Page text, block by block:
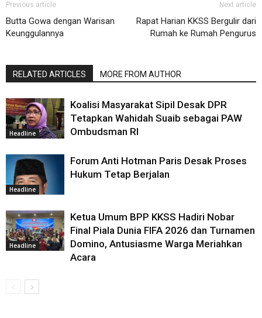
Previous article
Butta Gowa dengan Warisan
Keunggulannya
Next article
Rapat Harian KKSS Bergulir dari
Rumah ke Rumah Pengurus
RELATED ARTICLES MORE FROM AUTHOR
Headline
Koalisi Masyarakat Sipil Desak DPR
Tetapkan Wahidah Suaib sebagai PAW
Ombudsman RI
Headline
Forum Anti Hotman Paris Desak Proses
Hukum Tetap Berjalan
Headline
Ketua Umum BPP KKSS Hadiri Nobar
Final Piala Dunia FIFA 2026 dan Turnamen
Domino, Antusiasme Warga Meriahkan
Acara